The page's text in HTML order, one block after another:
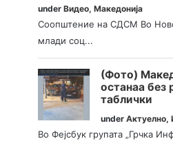
underВидео,Македонија
Соопштение на СДСМ Во
млади соц...
(Фото)
останаа без
таблички
underАктуелно,
Во Фејсбук групата „Грчка